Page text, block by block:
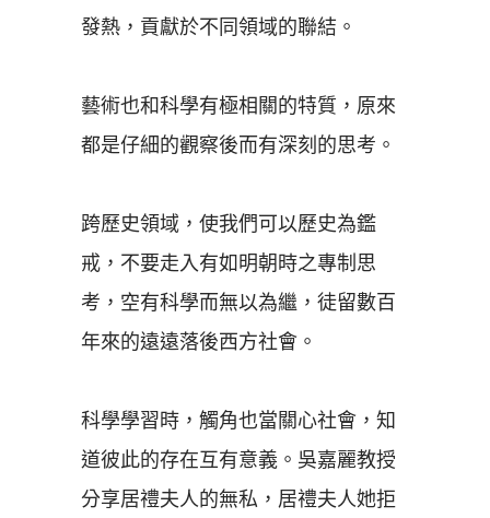
發熱，貢獻於不同領域的聯結。
藝術也和科學有極相關的特質，原來
都是仔細的觀察後而有深刻的思考。
跨歷史領域，使我們可以歷史為鑑
戒，不要走入有如明朝時之專制思
考，空有科學而無以為繼，徒留數百
年來的遠遠落後西方社會。
科學學習時，觸角也當關心社會，知
道彼此的存在互有意義。吳嘉麗教授
分享居禮夫人的無私，居禮夫人她拒